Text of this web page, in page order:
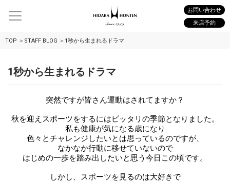
お問い合わせ
来店予約
TOP STAFF BLOG 1秒から生まれるドラマ
1秒から生まれるドラマ
突然ですが皆さん運動はされてますか？
秋を迎えスポーツをするにはピッタリの季節となりました。
私も健康が気になる歳になり
色々とチャレンジしたいとは思っているのですが、
なかなか行動に移せていないので
はじめの一歩を踏み出したいと思う今日この頃です。
しかし、スポーツを見るのは大好きで